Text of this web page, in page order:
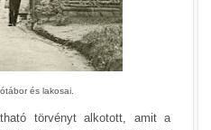
és lakosai.
törvényt alkotott, amit a